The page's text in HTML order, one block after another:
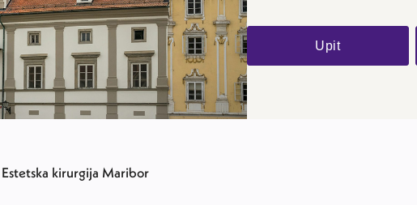
Upit
Estetska kirurgija Maribor